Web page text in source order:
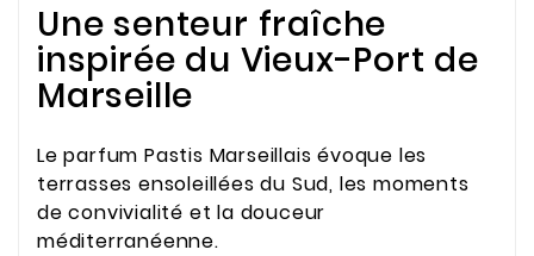
Une senteur fraîche
inspirée du Vieux-Port de
Marseille
Le parfum Pastis Marseillais évoque les
terrasses ensoleillées du Sud, les moments
de convivialité et la douceur
méditerranéenne.